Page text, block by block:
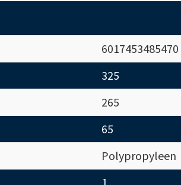
6017453485470
325
265
65
Polypropyleen